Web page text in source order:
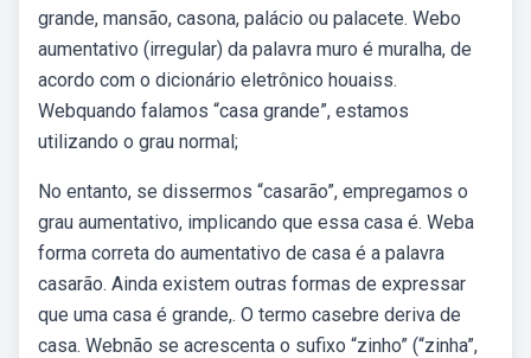
grande, mansão, casona, palácio ou palacete. Webo
aumentativo (irregular) da palavra muro é muralha, de
acordo com o dicionário eletrônico houaiss.
Webquando falamos “casa grande”, estamos
utilizando o grau normal;
No entanto, se dissermos “casarão”, empregamos o
grau aumentativo, implicando que essa casa é. Weba
forma correta do aumentativo de casa é a palavra
casarão. Ainda existem outras formas de expressar
que uma casa é grande,. O termo casebre deriva de
casa. Webnão se acrescenta o sufixo “zinho” (“zinha”,